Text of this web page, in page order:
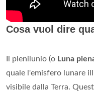
Cosa vuol dire
Il plenilunio (o Luna
quale l'emisfero lunare
visibile dalla Terra.